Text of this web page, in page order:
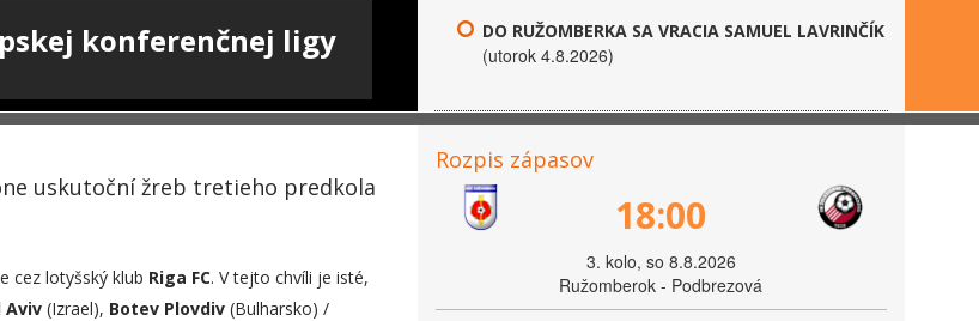
konferenčnej ligy DO RUŽOMBERKA SA VRACIA SAMUEL LAVRINČÍK
(utorok 4.8.2026)
uskutoční žreb tretieho predkola
cez lotyšský klub Riga FC. V tejto chvíli je isté,
Aviv (Izrael), Botev Plovdiv (Bulharsko) /
Rozpis zápasov
18:00
3. kolo, so 8.8.2026
Ružomberok - Podbrezová